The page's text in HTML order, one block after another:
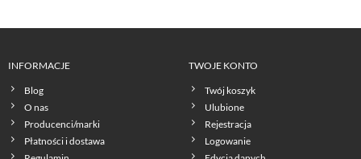
INFORMACJE
Blog
O nas
Producenci/marki
Płatności i dostawa
TWOJE KONTO
Twój koszyk
Ulubione
Rejestracja
Logowanie